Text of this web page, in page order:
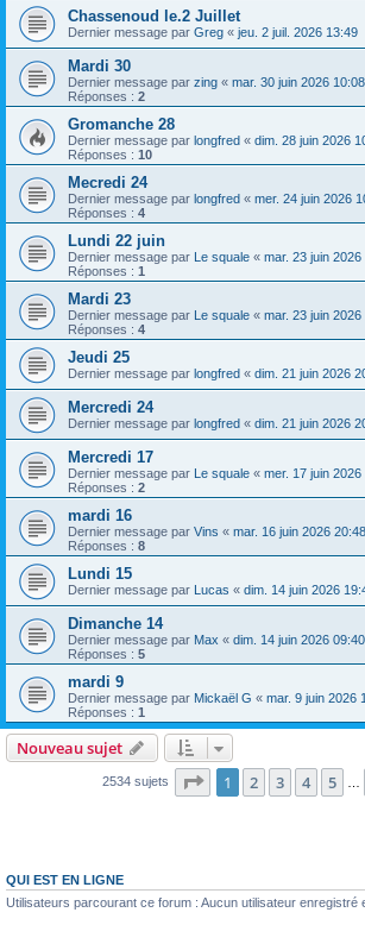
Chassenoud le.2 Juillet
Dernier message par Greg « jeu. 2 juil. 2026 13:49
Mardi 30
Dernier message par zing « mar. 30 juin 2026 10:08
Réponses : 2
Gromanche 28
Dernier message par longfred « dim. 28 juin 2026
Réponses : 10
Mecredi 24
Dernier message par longfred « mer. 24 juin 2026
Réponses : 4
Lundi 22 juin
Dernier message par Le squale « mar. 23 juin 2026
Réponses : 1
Mardi 23
Dernier message par Le squale « mar. 23 juin 2026
Réponses : 4
Jeudi 25
Dernier message par longfred « dim. 21 juin 2026
Mercredi 24
Dernier message par longfred « dim. 21 juin 2026
Mercredi 17
Dernier message par Le squale « mer. 17 juin 2026
Réponses : 2
mardi 16
Dernier message par Vins « mar. 16 juin 2026 20:48
Réponses : 8
Lundi 15
Dernier message par Lucas « dim. 14 juin 2026
Dimanche 14
Dernier message par Max « dim. 14 juin 2026 09:40
Réponses : 5
mardi 9
Dernier message par Mickaël G « mar. 9 juin 2026
Réponses : 1
Nouveau sujet
2534 sujets Page 1sur102
1 2 3 4 5
QUI EST EN LIGNE
Utilisateurs parcourant ce forum : Aucun utilisateur enregistré